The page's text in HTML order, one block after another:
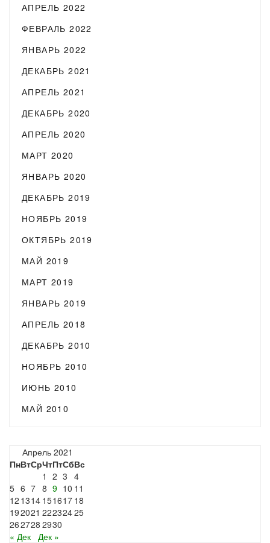
АПРЕЛЬ 2022
ФЕВРАЛЬ 2022
ЯНВАРЬ 2022
ДЕКАБРЬ 2021
АПРЕЛЬ 2021
ДЕКАБРЬ 2020
АПРЕЛЬ 2020
МАРТ 2020
ЯНВАРЬ 2020
ДЕКАБРЬ 2019
НОЯБРЬ 2019
ОКТЯБРЬ 2019
МАЙ 2019
МАРТ 2019
ЯНВАРЬ 2019
АПРЕЛЬ 2018
ДЕКАБРЬ 2010
НОЯБРЬ 2010
ИЮНЬ 2010
МАЙ 2010
Апрель 2021
ПнВтСрЧтПтСбВс
1 2 3 4
5 6 7 8 9 10 11
12 1314 151617 18
192021 22232425
262728 2930
« Дек
Дек »